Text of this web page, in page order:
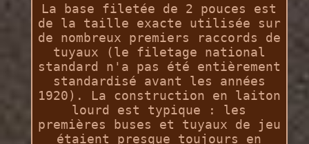
La base filetée de 2 pouces est
de la taille exacte utilisée sur
de nombreux premiers raccords de
tuyaux (le filetage national
standard n'a pas été entièrement
standardisé avant les années
1920). La construction en laiton
lourd est typique : les
premières buses et tuyaux de jeu
étaient presque toujours en